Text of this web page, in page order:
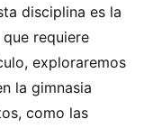
disciplina es la
requiere
exploraremos
la gimnasia
como las